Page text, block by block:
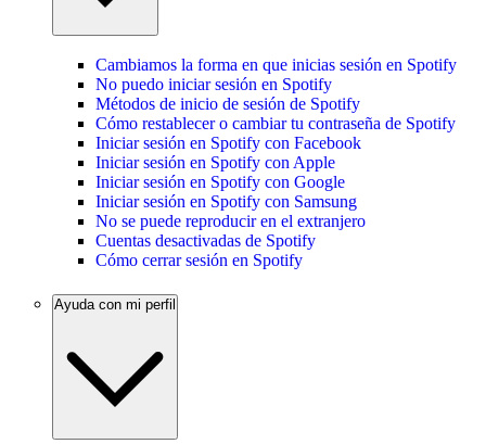
Cambiamos la forma en que inicias sesión en Spotify
No puedo iniciar sesión en Spotify
Métodos de inicio de sesión de Spotify
Cómo restablecer o cambiar tu contraseña de Spotify
Iniciar sesión en Spotify con Facebook
Iniciar sesión en Spotify con Apple
Iniciar sesión en Spotify con Google
Iniciar sesión en Spotify con Samsung
No se puede reproducir en el extranjero
Cuentas desactivadas de Spotify
Cómo cerrar sesión en Spotify
Ayuda con mi perfil